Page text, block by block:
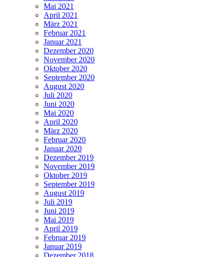
Mai 2021
April 2021
März 2021
Februar 2021
Januar 2021
Dezember 2020
November 2020
Oktober 2020
September 2020
August 2020
Juli 2020
Juni 2020
Mai 2020
April 2020
März 2020
Februar 2020
Januar 2020
Dezember 2019
November 2019
Oktober 2019
September 2019
August 2019
Juli 2019
Juni 2019
Mai 2019
April 2019
Februar 2019
Januar 2019
Dezember 2018